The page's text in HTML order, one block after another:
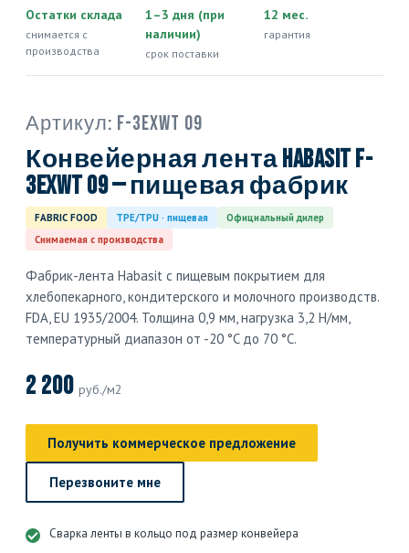
Остатки склада
снимается с
производства
1–3 дня (при
наличии)
срок поставки
12 мес.
гарантия
Артикул: F-3EXWT 09
Конвейерная лента Habasit F-
3EXWT 09 — пищевая фабрик
FABRIC FOOD TPE/TPU · пищевая
Официальный дилер
Снимаемая с производства
Фабрик-лента Habasit с пищевым покрытием для
хлебопекарного, кондитерского и молочного производств.
FDA, EU 1935/2004. Толщина 0,9 мм, нагрузка 3,2 Н/мм,
температурный диапазон от -20 °C до 70 °C.
2 200 руб./м2
Получить коммерческое предложение
Перезвоните мне
Сварка ленты в кольцо под размер конвейера